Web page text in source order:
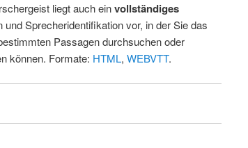
liegt auch einvollständiges
Sprecheridentifikation vor, in der Sie das
Passagen durchsuchen oder
können. Formate: HTML, WEBVTT.